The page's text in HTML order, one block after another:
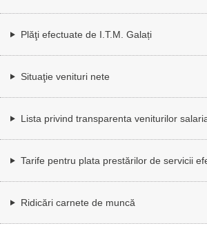
Plăţi efectuate de I.T.M. Galați
Situaţie venituri nete
Lista privind transparenta veniturilor
Tarife pentru plata prestărilor de servicii
Ridicări carnete de muncă